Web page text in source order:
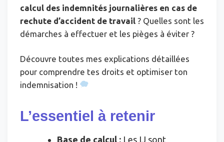
calcul des indemnités journalières en cas de
rechute d’accident de travail ? Quelles sont les
démarches à effectuer et les pièges à éviter ?
Découvre toutes mes explications détaillées
pour comprendre tes droits et optimiser ton
indemnisation !
L’essentiel à retenir
Base de calcul : Les IJ sont